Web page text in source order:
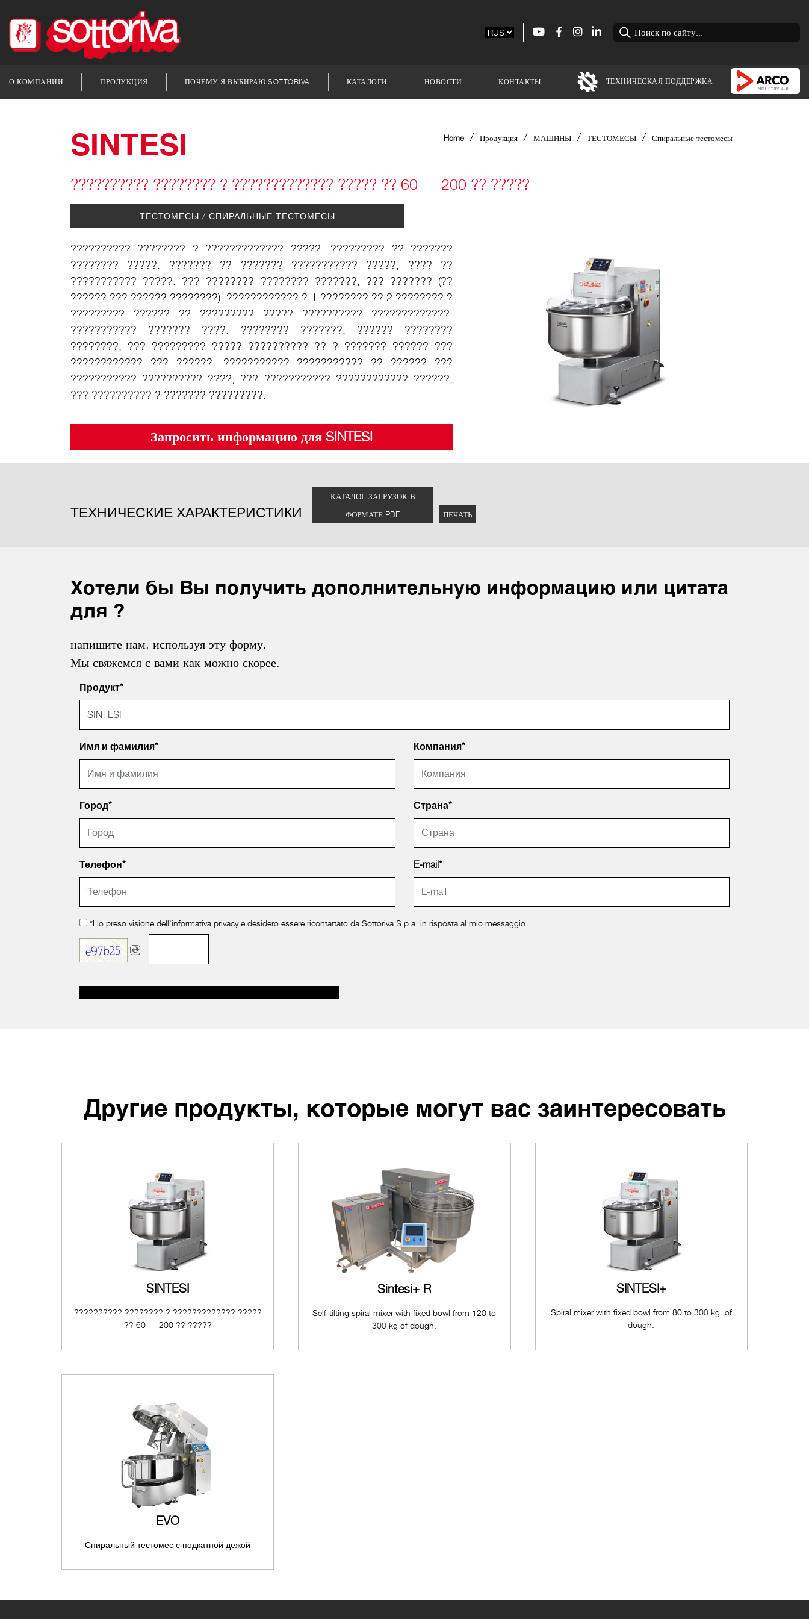
О КОМПАНИИ ПРОДУКЦИЯ ПОЧЕМУ Я ВЫБИРАЮ SOTTORIVA КАТАЛОГИ НОВОСТИ КОНТАКТЫ ТЕХНИЧЕСКАЯ ПОДДЕРЖКА
Home / Продукция / МАШИНЫ / ТЕСТОМЕСЫ / Спиральные тестомесы
SINTESI
?????????? ???????? ? ????????????? ????? ?? 60 — 200 ?? ?????
ТЕСТОМЕСЫ / СПИРАЛЬНЫЕ ТЕСТОМЕСЫ
?????????? ???????? ? ????????????? ?????. ????????? ?? ???????
???????? ?????. ??????? ?? ??????? ??????????? ?????, ???? ??
??????????? ?????. ??? ???????? ???????? ???????, ??? ??????? (??
?????? ??? ?????? ????????). ???????????? ? 1 ???????? ?? 2 ???????? ?
????????? ?????? ?? ????????? ????? ?????????? ?????????????.
??????????? ??????? ????. ???????? ???????. ?????? ????????
????????, ??? ????????? ????? ?????????? ?? ? ??????? ?????? ???
???????????? ??? ??????. ??????????? ??????????? ?? ?????? ???
??????????? ?????????? ????, ??? ??????????? ???????????? ??????,
??? ?????????? ? ??????? ?????????.
Запросить информацию для SINTESI
ТЕХНИЧЕСКИЕ ХАРАКТЕРИСТИКИ
КАТАЛОГ ЗАГРУЗОК В
ФОРМАТЕ PDF
ПЕЧАТЬ
Хотели бы Вы получить дополнительную информацию или цитата
для ?
напишите нам, используя эту форму.
Мы свяжемся с вами как можно скорее.
Продукт*
Имя и фамилия* Компания*
Город* Страна*
Телефон* E-mail*
*Ho preso visione dell'informativa privacye desidero essere ricontattato da Sottoriva S.p.a. in risposta al mio messaggio
Другие продукты, которые могут вас заинтересовать
SINTESI
?????????? ???????? ? ????????????? ?????
?? 60 — 200 ?? ?????
Sintesi+ R
Self-tilting spiral mixer with fixed bowl from 120 to
300 kg of dough.
SINTESI+
Spiral mixer with fixed bowl from 80 to 300 kg. of
dough.
EVO
Спиральный тестомес с подкатной дежой